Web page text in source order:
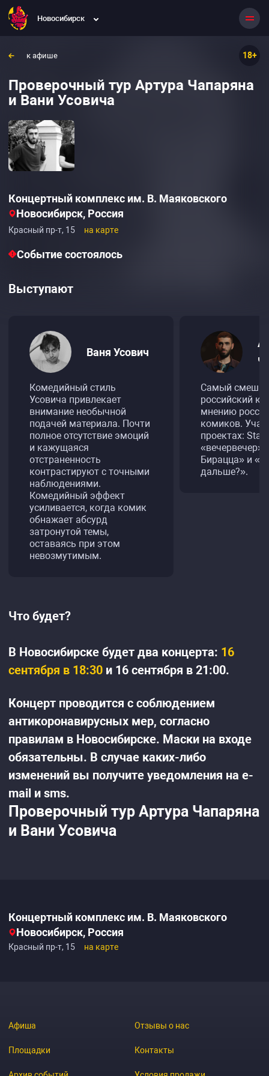
Новосибирск
к афише 18+
Проверочный тур Артура Чапаряна
и Вани Усовича
Концертный комплекс им. В. Маяковского
Новосибирск, Россия
Красный пр-т, 15 на карте
Событие состоялось
Выступают
Ваня Усович
Комедийный стиль
Усовича привлекает
внимание необычной
подачей материала. Почти
полное отсутствие эмоций
и кажущаяся
отстраненность
контрастируют с точными
наблюдениями.
Комедийный эффект
усиливается, когда комик
обнажает абсурд
затронутой темы,
оставаясь при этом
невозмутимым.
Самый
российский
мнению
комиков.
проектах:
«вечервечер»
Бирацца» и
дальше?».
Что будет?
В Новосибирске будет два концерта: 16
сентября в 18:30 и 16 сентября в 21:00.
Концерт проводится с соблюдением
антикоронавирусных мер, согласно
правилам в Новосибирске. Маски на входе
обязательны. В случае каких-либо
изменений вы получите уведомления на e-
mail и sms.
Проверочный тур Артура Чапаряна
и Вани Усовича
Концертный комплекс им. В. Маяковского
Новосибирск, Россия
Красный пр-т, 15 на карте
Афиша
Площадки
Отзывы о нас
Контакты